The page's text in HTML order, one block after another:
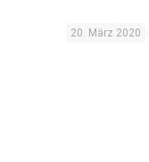
20. März 2020